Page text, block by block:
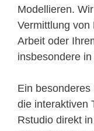
Modellieren.
Vermittlung von
Arbeit oder
insbesondere
Ein
die interaktiven
Rstudio direkt